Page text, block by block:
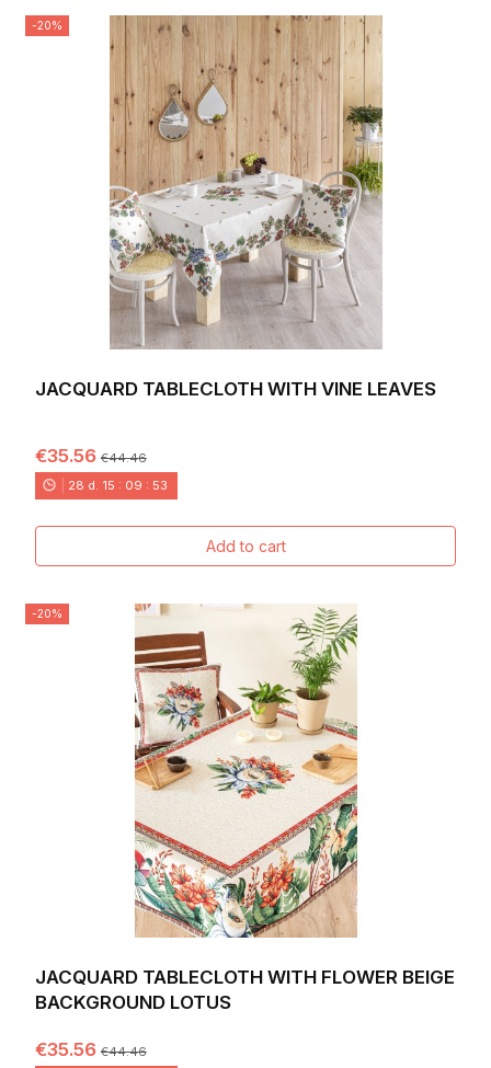
-20%
JACQUARD TABLECLOTH WITH VINE LEAVES
€35.56€44.46
28 d. 15 : 09 : 52
Add to cart
-20%
JACQUARD TABLECLOTH WITH FLOWER BEIGE
BACKGROUND LOTUS
€35.56€44.46